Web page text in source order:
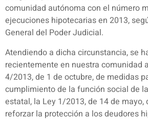
comunidad autónoma con el número
ejecuciones hipotecarias en 2013,
General del Poder Judicial.
Atendiendo a dicha circunstancia, se
recientemente en nuestra comunidad
4/2013, de 1 de octubre, de medidas
cumplimiento de la función social de
estatal, la Ley 1/2013, de 14 de mayo,
reforzar la protección a los deudores